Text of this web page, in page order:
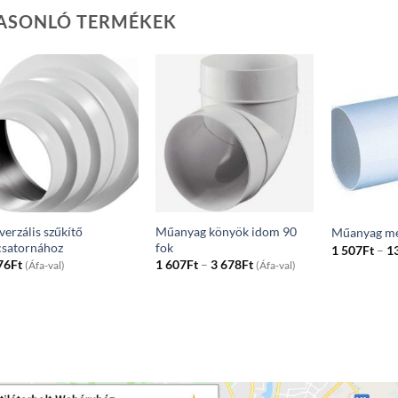
TERMÉKEK
szűkítő
Ft (Áfa-val)
Műanyag könyök idom 90
fok
1 607Ft – 3 678FtPrice
range:
(Áfa-val)
Műanyag
1 507Ft –